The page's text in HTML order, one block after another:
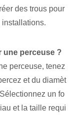
des trous pour
une perceuse ?
perceuse, tenez
et du diamèt
un fo
et la taille requi